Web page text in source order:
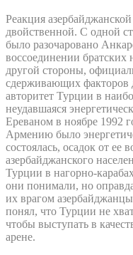
Реакция
двойственной. С одной
было разочаровано
воссоединении
другой стороны,
сдерживающих факторов
авторитет Турции в
неудавшаяся
Ереваном в ноябре 1992
Армению было
состоялась, осадок от ее
азербайджанского
Турции в нагорно-
они понимали, но
их врагом
понял, что Турции не
чтобы выступать в
арене.